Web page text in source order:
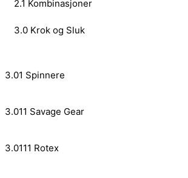
2.1 Kombinasjoner
3.0 Krok og Sluk
3.01 Spinnere
3.011 Savage Gear
3.0111 Rotex